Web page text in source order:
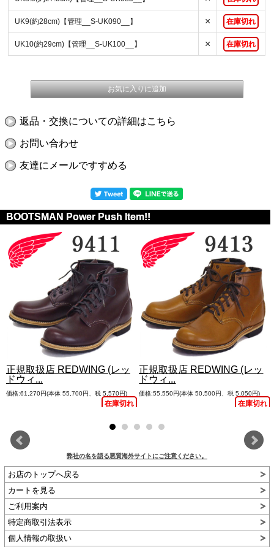
UK9(約28cm)【管理__S-UK090__】 × 在庫切れ
UK10(約29cm)【管理__S-UK100__】 × 在庫切れ
返品・交換についての詳細はこちら
お問い合わせ
友達にメールですすめる
BOOTSMAN Power Push Item!!
正規取扱店 REDWING (レッ
ドウィ...
価格:61,270円(本体 55,700円、税 5,570円)
在庫切れ
正規取扱店 REDWING (レッ
ドウィ...
価格:55,550円(本体 50,500円、税 5,050円)
在庫切れ
弊社の名を語る悪質海外サイトにご注意ください。
お店のトップへ戻る
カートを見る
ご利用案内
特定商取引法表示
個人情報の取扱い